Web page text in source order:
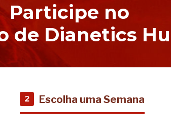
Participe no
de Dianetics
2 Escolha uma Semana